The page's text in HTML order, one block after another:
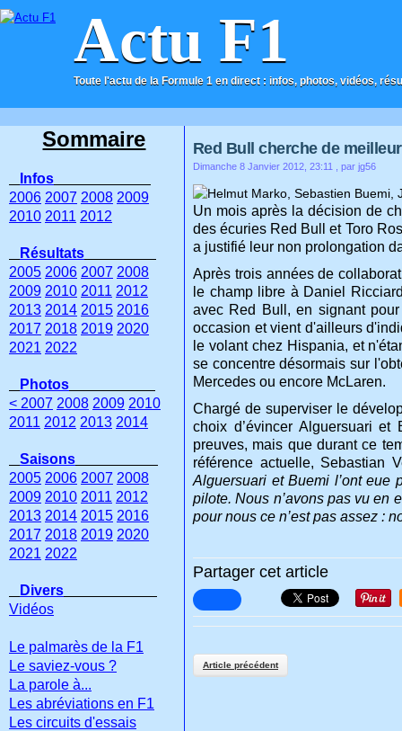
Actu F1
Toute l'actu de la Formule 1 en direct : infos, photos, vidéos,
ACCUEIL CONTACT
Red Bull cherche de
Dimanche 8 Janvier 2012, 23:11 , par jg56
Un mois après la décision de
des écuries Red Bull et Toro
a justifié leur non prolongation
Après trois années de
le champ libre à Daniel
avec Red Bull, en signant
occasion et vient d'ailleurs
le volant chez Hispania, et
se concentre désormais sur
Mercedes ou encore McLaren.
Chargé de superviser le
choix d’évincer Alguersuari
preuves, mais que durant ce
référence actuelle, Sebastian
Alguersuari et Buemi l’ont eue
pilote. Nous n’avons pas vu en
pour nous ce n’est pas assez :
Partager cet article
Article précédent
Sommaire
Infos
2006 2007 2008 2009
2010 2011 2012
Résultats
2005 2006 2007 2008
2009 2010 2011 2012
2013 2014 2015 2016
2017 2018 2019 2020
2021 2022
Photos
< 2007 2008 2009 2010
2011 2012 2013 2014
Saisons
2005 2006 2007 2008
2009 2010 2011 2012
2013 2014 2015 2016
2017 2018 2019 2020
2021 2022
Divers
Vidéos
Le palmarès de la F1
Le saviez-vous ?
La parole à...
Les abréviations en F1
Les circuits d'essais